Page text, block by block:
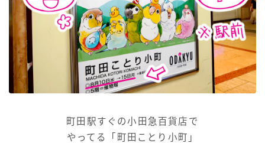
町田駅すぐの小田急百貨店で
やってる「町田ことり小町」